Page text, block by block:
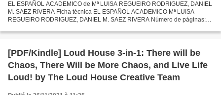
EL ESPAÑOL ACADEMICO de Mª LUISA REGUEIRO RODRIGUEZ, DANIEL
M. SAEZ RIVERA Ficha técnica EL ESPAÑOL ACADEMICO Mª LUISA
REGUEIRO RODRIGUEZ, DANIEL M. SAEZ RIVERA Número de páginas:
9788476358696...
[PDF/Kindle] Loud House 3-in-1: There will be
Chaos, There Will be More Chaos, and Live Life
Loud! by The Loud House Creative Team